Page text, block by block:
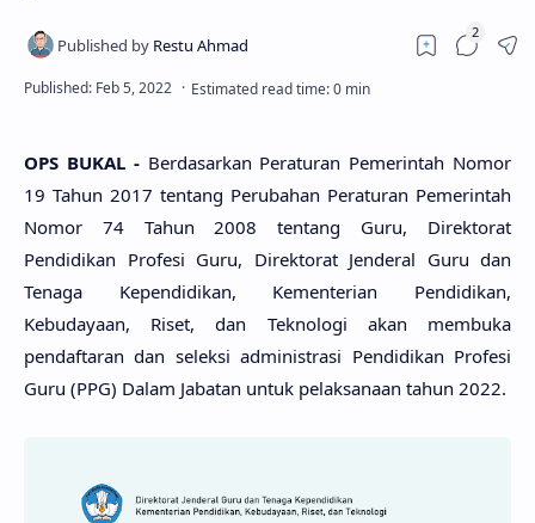
OPS BUKAL - Berdasarkan Peraturan Pemerintah Nomor
19 Tahun 2017 tentang Perubahan Peraturan Pemerintah
Nomor 74 Tahun 2008 tentang Guru, Direktorat
Pendidikan Profesi Guru, Direktorat Jenderal Guru dan
Tenaga Kependidikan, Kementerian Pendidikan,
Kebudayaan, Riset, dan Teknologi akan membuka
pendaftaran dan seleksi administrasi Pendidikan Profesi
Guru (PPG) Dalam Jabatan untuk pelaksanaan tahun 2022.